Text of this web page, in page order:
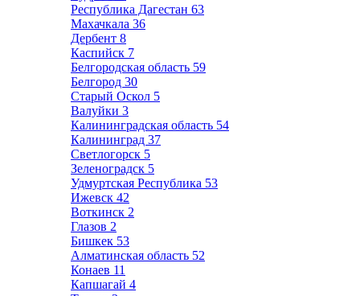
Республика Дагестан 63
Махачкала 36
Дербент 8
Каспийск 7
Белгородская область 59
Белгород 30
Старый Оскол 5
Валуйки 3
Калининградская область 54
Калининград 37
Светлогорск 5
Зеленоградск 5
Удмуртская Республика 53
Ижевск 42
Воткинск 2
Глазов 2
Бишкек 53
Алматинская область 52
Конаев 11
Капшагай 4